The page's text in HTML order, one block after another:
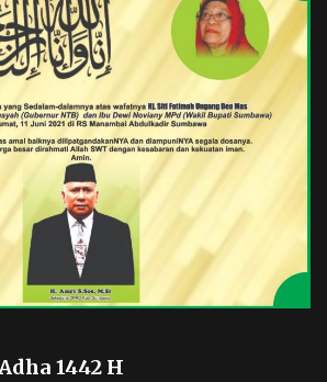
1442 H